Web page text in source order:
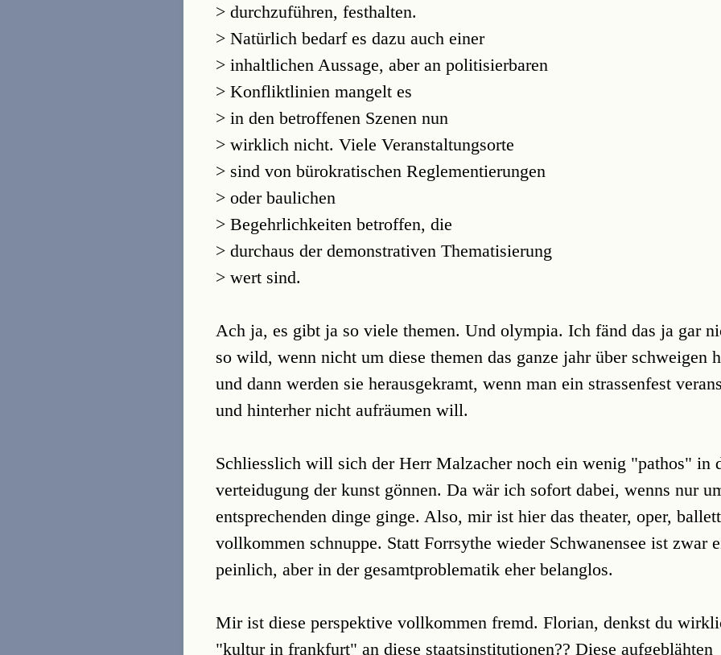
> durchzuführen, festhalten.
> Natürlich bedarf es dazu auch einer
> inhaltlichen Aussage, aber an politisierbaren
> Konfliktlinien mangelt es
> in den betroffenen Szenen nun
> wirklich nicht. Viele Veranstaltungsorte
> sind von bürokratischen Reglementierungen
> oder baulichen
> Begehrlichkeiten betroffen, die
> durchaus der demonstrativen Thematisierung
> wert sind.
Ach ja, es gibt ja so viele themen. Und olympia. Ich fänd das ja gar
so wild, wenn nicht um diese themen das ganze jahr über schweigen
und dann werden sie herausgekramt, wenn man ein strassenfest
und hinterher nicht aufräumen will.
Schliesslich will sich der Herr Malzacher noch ein wenig "pathos" in
verteidugung der kunst gönnen. Da wär ich sofort dabei, wenns nur
entsprechenden dinge ginge. Also, mir ist hier das theater, oper, ballett
vollkommen schnuppe. Statt Forrsythe wieder Schwanensee ist zwar
peinlich, aber in der gesamtproblematik eher belanglos.
Mir ist diese perspektive vollkommen fremd. Florian, denkst du
"kultur in frankfurt" an diese staatsinstitutionen?? Diese aufgeblähten